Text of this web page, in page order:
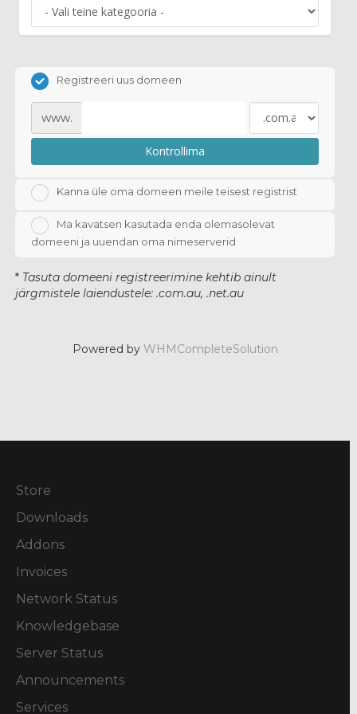
Registreeri uus domeen
www.
Kontrollima
Kanna üle oma domeen meile teisest registrist
Ma kavatsen kasutada enda olemasolevat
domeeni ja uuendan oma nimeserverid
* Tasuta domeeni registreerimine kehtib ainult
järgmistele laiendustele: .com.au, .net.au
Powered by WHMCompleteSolution
Store
Downloads
Addons
Invoices
Network Status
Knowledgebase
Server Status
Announcements
Services